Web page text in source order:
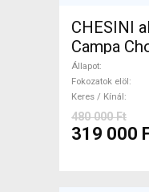
CHESINI
Campa
használt
Állapot
Fokozatok elöl
Keres / Kínál
480 000 Ft
319 000